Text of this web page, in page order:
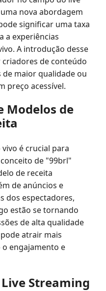
nova abordagem
significar uma taxa
a experiências
A introdução desse
de conteúdo
maior qualidade ou
preço acessível.
Modelos de
é crucial para
de "99brl"
de receita
de anúncios e
dos espectadores,
estão se tornando
de alta qualidade
atrair mais
o engajamento e
Streaming